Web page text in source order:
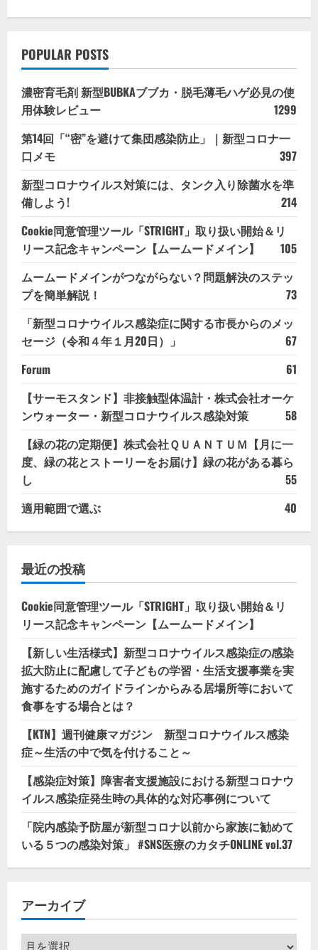
POPULAR POSTS
濃密育毛剤 新型BUBKAブブカ・脱毛薄毛ハゲ必見の使
用体験レビュー
1299
第14回「“密”を避けて集団感染防止」｜新型コロナ一
口メモ
397
新型コロナウイルス対策には、タンク入り除菌水を準
備しよう!
214
Cookie同意管理ツール「STRIGHT」取り扱い開始＆リ
リース記念キャンペーン【ムームードメイン】
105
ムームードメインがつながらない？問題解決のステッ
プを簡単解説！
73
「新型コロナウイルス感染症に関する市長からのメッ
セージ（令和４年１月20日）」
67
Forum
61
【サーモスタンド】非接触型体温計・株式会社オーケ
ンウォーター・新型コロナウイルス感染対策
58
【緑の花の定期便】株式会社ＱＵＡＮＴＵＭ【月に一
度、緑の花とストーリーをお届け】緑の花がある暮ら
し
55
適用範囲で選ぶ
40
最近の投稿
Cookie同意管理ツール「STRIGHT」取り扱い開始＆リ
リース記念キャンペーン【ムームードメイン】
【新しい生活様式】新型コロナウイルス感染症の感染
拡大防止に配慮して子どもの学習・生活支援事業を実
施するためのガイドラインからみる居場所等において
食事をする場合とは？
【KTN】週刊健康マガジン 新型コロナウイルス感染
症～生活の中で気を付けること～
【感染症対策】障害者支援施設における新型コロナウ
イルス感染症発生時の具体的な対応事例について
「院内感染予防屋が新型コロナ以前から家族に勧めて
いる５つの感染対策」 #SNS医療のカタチONLINE vol.37
アーカイブ
ア